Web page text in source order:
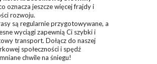
oznacza jeszcze więcej frajdy i
rozwoju.
są regularnie przygotowywane, a
wyciągi zapewnią Ci szybki i
transport. Dołącz do naszej
społeczności i spędź
chwile na śniegu!